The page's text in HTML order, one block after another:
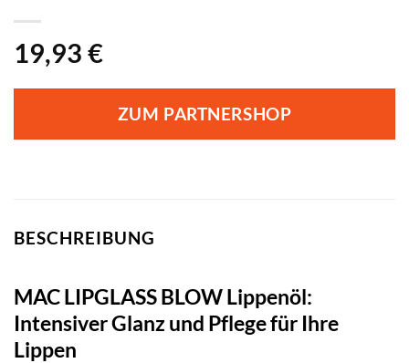
19,93 €
ZUM PARTNERSHOP
BESCHREIBUNG
MAC LIPGLASS BLOW Lippenöl:
Intensiver Glanz und Pflege für Ihre
Lippen